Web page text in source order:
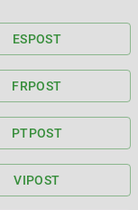
ESPOST
FRPOST
PTPOST
VIPOST